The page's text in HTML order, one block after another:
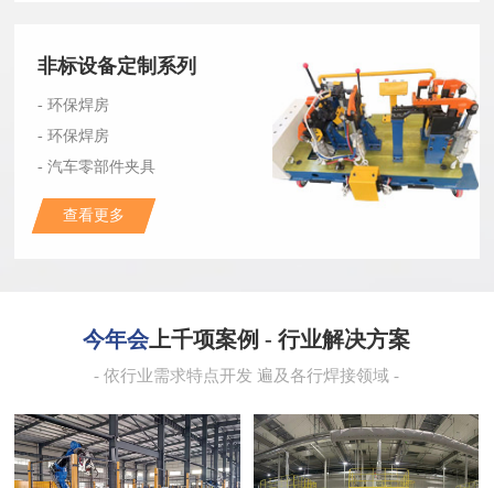
非标设备定制系列
- 环保焊房
- 环保焊房
- 汽车零部件夹具
查看更多
今年会上千项案例 - 行业解决方案
- 依行业需求特点开发 遍及各行焊接领域 -